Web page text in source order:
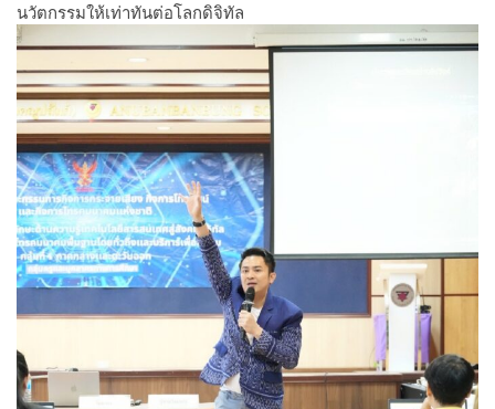
นวัตกรรมให้เท่าทันต่อโลกดิจิทัล